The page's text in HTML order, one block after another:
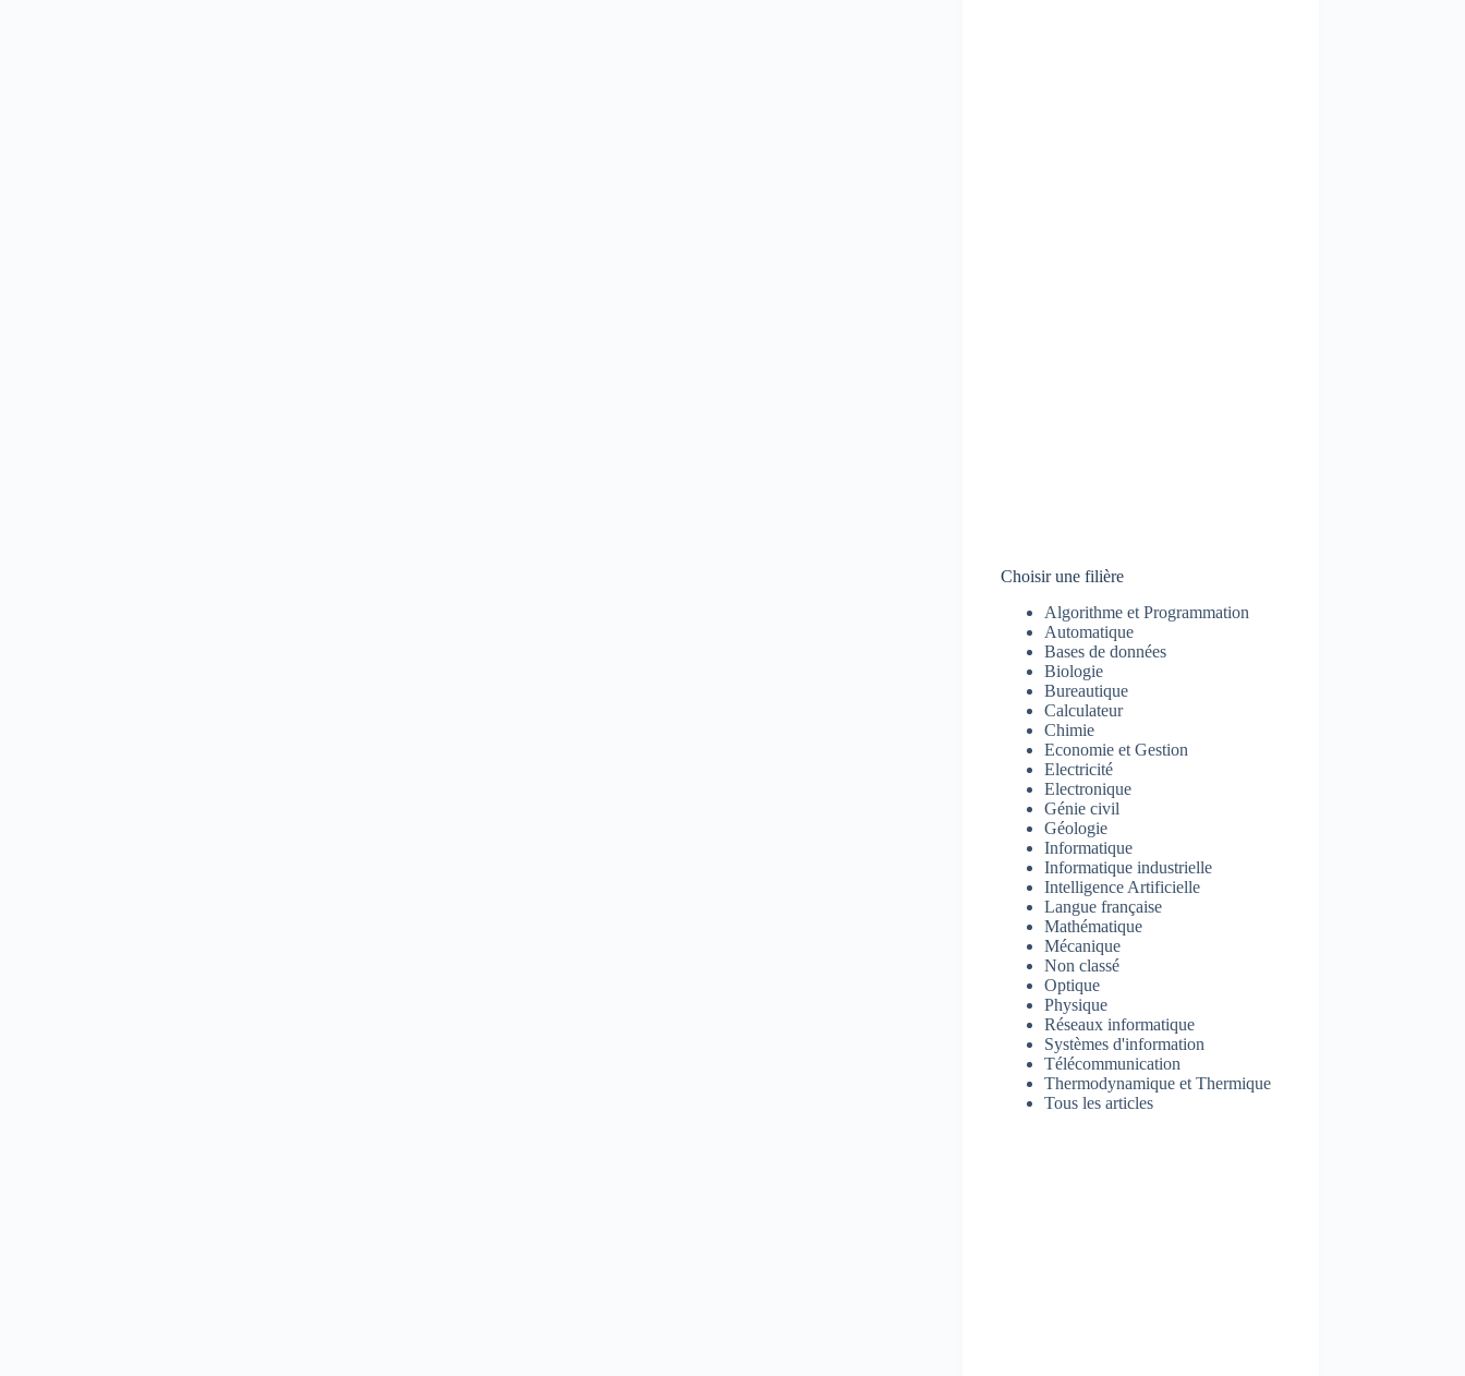
Choisir une filière
Algorithme et Programmation
Automatique
Bases de données
Biologie
Bureautique
Calculateur
Chimie
Economie et Gestion
Electricité
Electronique
Génie civil
Géologie
Informatique
Informatique industrielle
Intelligence Artificielle
Langue française
Mathématique
Mécanique
Non classé
Optique
Physique
Réseaux informatique
Systèmes d'information
Télécommunication
Thermodynamique et Thermique
Tous les articles